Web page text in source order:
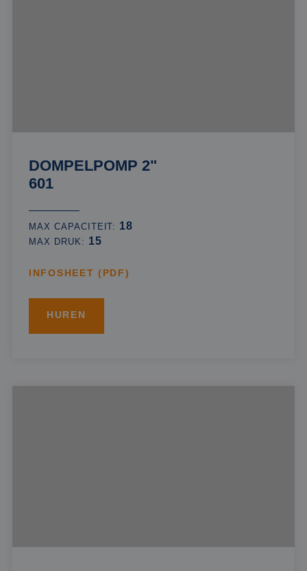
DOMPELPOMP 2"
601
MAX CAPACITEIT: 18
MAX DRUK: 15
INFOSHEET (PDF)
HUREN